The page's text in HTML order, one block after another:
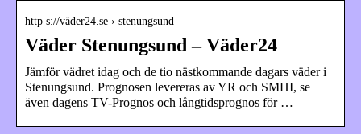
http s://väder24.se › stenungsund
Väder Stenungsund – Väder24
Jämför vädret idag och de tio nästkommande dagars väder i
Stenungsund. Prognosen levereras av YR och SMHI, se
även dagens TV-Prognos och långtidsprognos för …